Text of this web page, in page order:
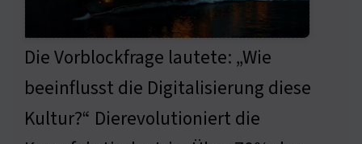
Die Vorblockfrage lautete: „Wie
beeinflusst die Digitalisierung diese
Kultur?“ Dierevolutioniert die